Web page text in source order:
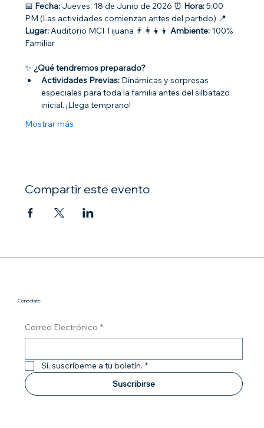
📅 Fecha: Jueves, 18 de Junio de 2026 ⏰ Hora: 5:00
PM (Las actividades comienzan antes del partido) 📍
Lugar: Auditorio MCI Tijuana 👨‍👩‍👧‍👦 Ambiente: 100%
Familiar
✨ ¿Qué tendremos preparado?
Actividades Previas: Dinámicas y sorpresas
especiales para toda la familia antes del silbatazo
inicial. ¡Llega temprano!
Mostrar más
Compartir este evento
Conéctate
Correo Electrónico *
Sí, suscríbeme a tu boletín. *
Suscribirse